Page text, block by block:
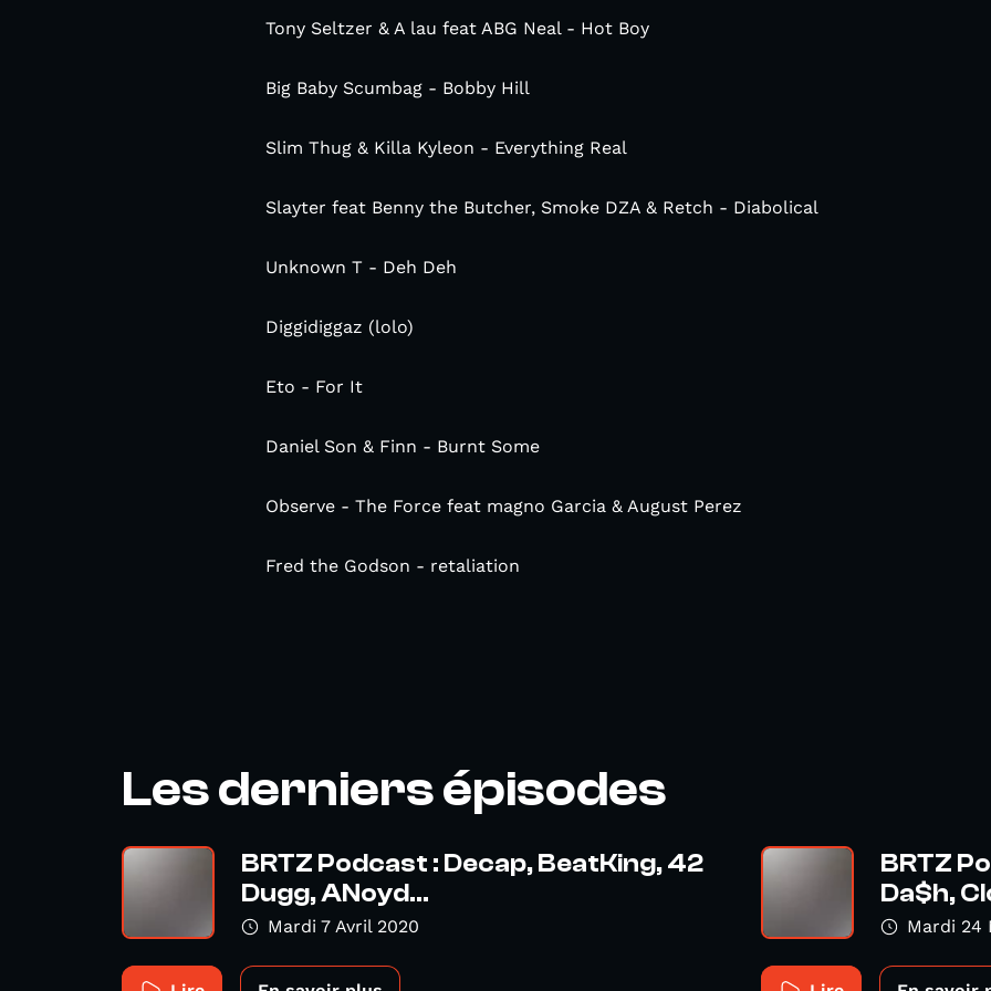
Tony Seltzer & A lau feat ABG Neal - Hot Boy
Big Baby Scumbag - Bobby Hill
Slim Thug & Killa Kyleon - Everything Real
Slayter feat Benny the Butcher, Smoke DZA & Retch - Diabolical
Unknown T - Deh Deh
Diggidiggaz (lolo)
Eto - For It
Daniel Son & Finn - Burnt Some
Observe - The Force feat magno Garcia & August Perez
Fred the Godson - retaliation
Les derniers épisodes
BRTZ Podcast : Decap, BeatKing, 42
Dugg, ANoyd...
Mardi 7 Avril 2020
BRTZ
Da$h,
Mardi 24